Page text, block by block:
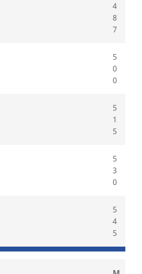
4
8
7
5
0
0
5
1
5
5
3
0
5
4
5